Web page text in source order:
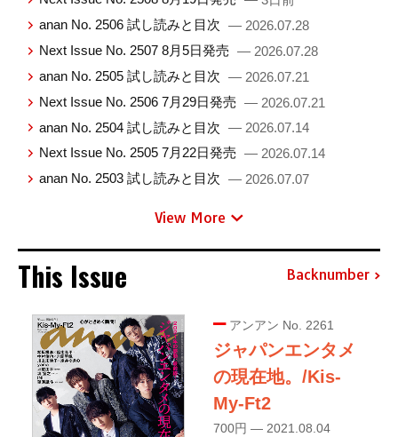
anan No. 2506 試し読みと目次 — 2026.07.28
Next Issue No. 2507 8月5日発売 — 2026.07.28
anan No. 2505 試し読みと目次 — 2026.07.21
Next Issue No. 2506 7月29日発売 — 2026.07.21
anan No. 2504 試し読みと目次 — 2026.07.14
Next Issue No. 2505 7月22日発売 — 2026.07.14
anan No. 2503 試し読みと目次 — 2026.07.07
View More
This Issue Backnumber
アンアン No. 2261
ジャパンエンタメ
の現在地。/Kis-
My-Ft2
700円 — 2021.08.04